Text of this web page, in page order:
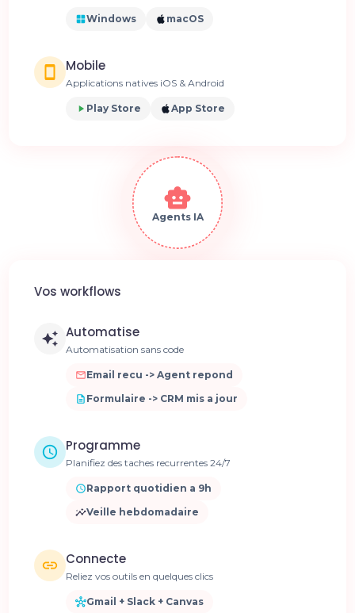
Windows macOS
Mobile
Applications natives iOS & Android
Play Store App Store
Agents IA
Vos workflows
Automatise
Automatisation sans code
Email recu -> Agent repond
Formulaire -> CRM mis a jour
Programme
Planifiez des taches recurrentes 24/7
Rapport quotidien a 9h
Veille hebdomadaire
Connecte
Reliez vos outils en quelques clics
Gmail + Slack + Canvas